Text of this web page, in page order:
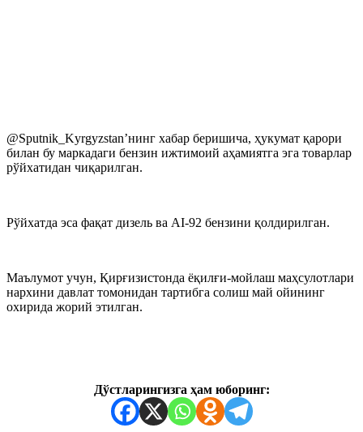
@Sputnik_Kyrgyzstan’нинг хабар беришича, ҳукумат қарори
билан бу маркадаги бензин ижтимоий аҳамиятга эга товарлар
рўйхатидан чиқарилган.
Рўйхатда эса фақат дизель ва АI-92 бензини қолдирилган.
Маълумот учун, Қирғизистонда ёқилғи-мойлаш маҳсулотлари
нархини давлат томонидан тартибга солиш май ойининг
охирида жорий этилган.
Дўстларингизга ҳам юборинг: